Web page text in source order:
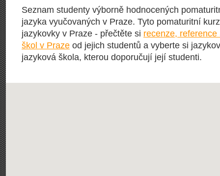
Seznam studenty výborně hodnocených
jazyka vyučovaných v Praze. Tyto pomaturitní
jazykovky v Praze - přečtěte si recenze,
škol v Praze od jejich studentů a vyberte si
jazyková škola, kterou doporučují její studenti.